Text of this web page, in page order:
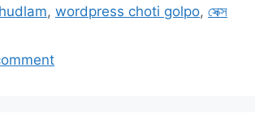
, wordpress choti golpo, সেক্স